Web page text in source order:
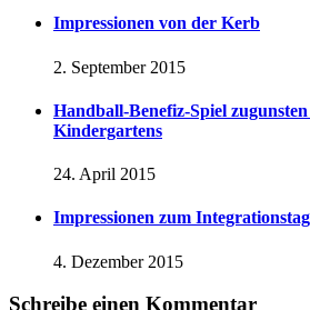
Impressionen von der Kerb
2. September 2015
Handball-Benefiz-Spiel
Kindergartens
24. April 2015
Impressionen zum Integrationstag
4. Dezember 2015
Schreibe einen Kommentar